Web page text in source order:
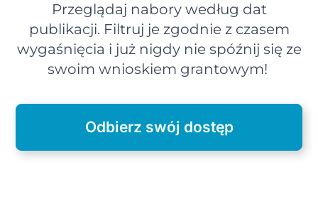
Przeglądaj nabory według dat
publikacji. Filtruj je zgodnie z czasem
wygaśnięcia i już nigdy nie spóźnij się ze
swoim wnioskiem grantowym!
Odbierz swój dostęp